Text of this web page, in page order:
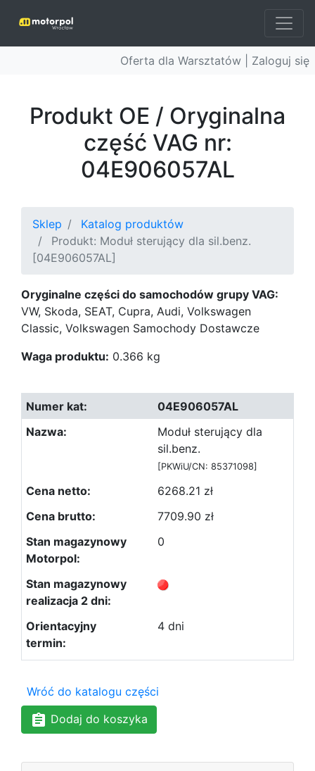
Oferta dla Warsztatów | Zaloguj się
Produkt OE / Oryginalna
część VAG nr:
04E906057AL
Sklep
Katalog produktów
Produkt: Moduł sterujący dla sil.benz.
[04E906057AL]
Oryginalne części do samochodów grupy VAG:
VW, Skoda, SEAT, Cupra, Audi, Volkswagen
Classic, Volkswagen Samochody Dostawcze
Waga produktu: 0.366 kg
04E906057AL
Moduł sterujący dla
sil.benz.
[PKWiU/CN: 85371098]
6268.21 zł
7709.90 zł
0
4 dni
Wróć do katalogu części
Dodaj do koszyka